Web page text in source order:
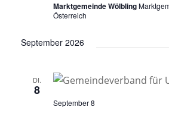
Marktgemeinde Wölbling
Österreich
September 2026
DI.
8
September 8